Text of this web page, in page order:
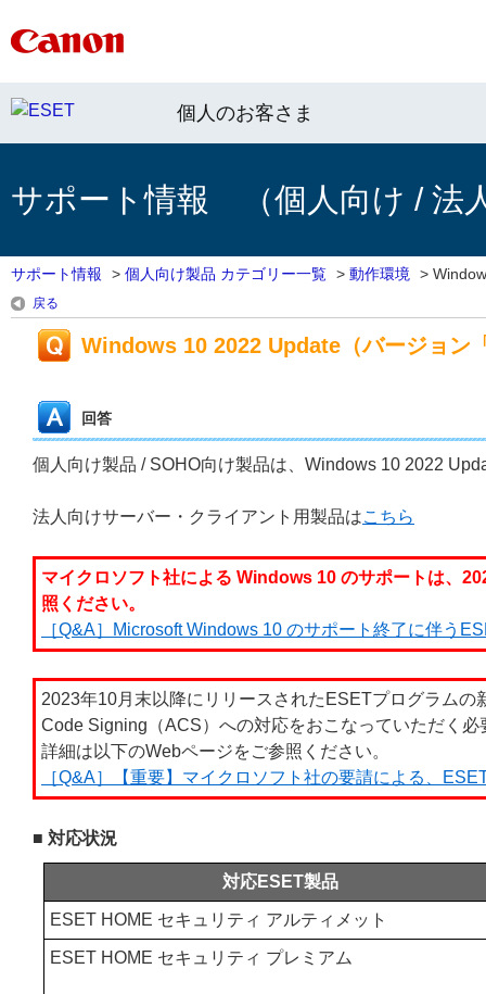
個人のお客さま
サポート情報 （個人向け / 法
サポート情報 > 個人向け製品 カテゴリー一覧 > 動作環境 >
戻る
Windows 10 2022 Update（バージョン
回答
個人向け製品 / SOHO向け製品は、Windows 10 2022
法人向けサーバー・クライアント用製品はこちら
マイクロソフト社による Windows 10 のサポートは、
照ください。
［Q&A］Microsoft Windows 10 のサポート終了に伴う
2023年10月末以降にリリースされたESETプログラム
Code Signing（ACS）への対応をおこなっていただく必
詳細は以下のWebページをご参照ください。
［Q&A］【重要】マイクロソフト社の要請による、
■ 対応状況
対応ESET製品
ESET HOME セキュリティ アルティメット
ESET HOME セキュリティ プレミアム